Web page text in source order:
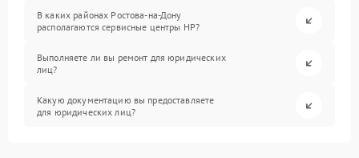
В каких районах Ростова-на-Дону
располагаются сервисные центры HP?
Выполняете ли вы ремонт для юридических
лиц?
Какую документацию вы предоставляете
для юридических лиц?